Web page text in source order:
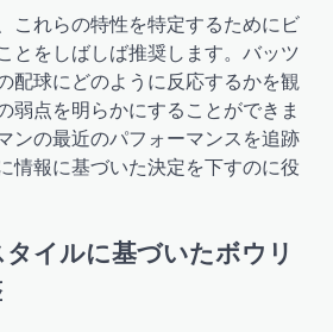
これらの特性を特定するためにビ
とをしばしば推奨します。バッツ
配球にどのように反応するかを観
弱点を明らかにすることができま
ンの最近のパフォーマンスを追跡
情報に基づいた決定を下すのに役
イルに基づいたボウリ